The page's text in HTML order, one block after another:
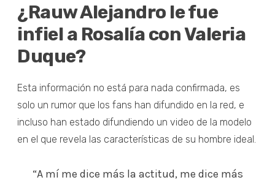
¿Rauw Alejandro le fue
infiel a Rosalía con Valeria
Duque?
Esta información no está para nada confirmada, es
solo un rumor que los fans han difundido en la red, e
incluso han estado difundiendo un video de la modelo
en el que revela las características de su hombre ideal.
“A mí me dice más la actitud, me dice más